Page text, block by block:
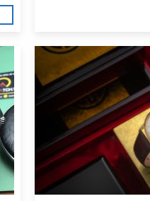
xã
hàng bán đồng hồ